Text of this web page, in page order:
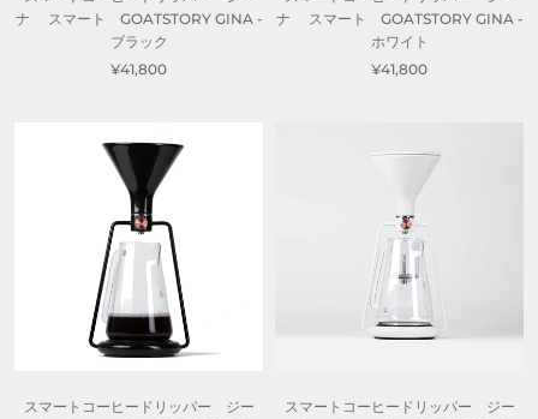
ナ スマート GOATSTORY GINA -
ブラック
¥41,800
ナ スマート GOATSTORY GINA -
ホワイト
¥41,800
スマートコーヒードリッパー ジー
スマートコーヒードリッパー ジー